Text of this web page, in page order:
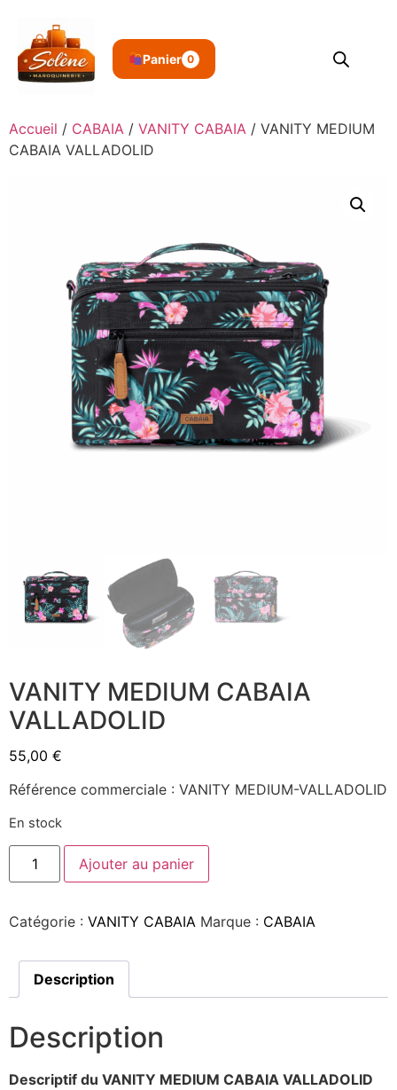
Panier 0
Accueil / CABAIA / VANITY CABAIA / VANITY MEDIUM
CABAIA VALLADOLID
VANITY MEDIUM CABAIA
VALLADOLID
55,00 €
Référence commerciale : VANITY MEDIUM-VALLADOLID
En stock
Ajouter au panier
Catégorie : VANITY CABAIA Marque : CABAIA
Description
Description
Descriptif du VANITY MEDIUM CABAIA VALLADOLID